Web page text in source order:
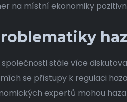
na místní ekonomiky
společnosti stále více
se přístupy k regulaci
expertů mohou